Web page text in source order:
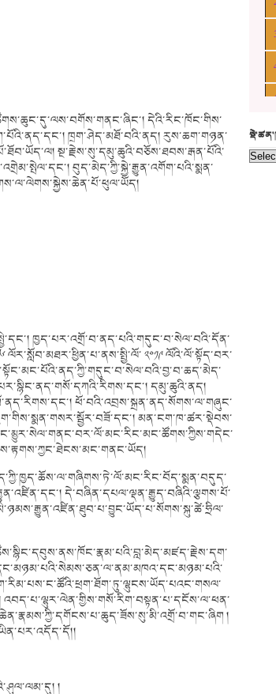
དེའི་རིང་ཁོང་གིས་
ཁྲག་ཤེད་མཐོ་བའི་ནད། རུས་ཆག་གཉན་
སྔ་རྗེས་སུ་དམུ་ཆུའི་བཅོས་ཐབས་རྒན་པོའི་
བུད་མེད་ཀྱི་སྐྱེ་རྒྱུན་འགོག་པའི་སྨན་
ཁྱད་པར་འགྲོ་བ་ནད་པའི་གདུང་བ་སེལ་བའི་དོན་
༢༠༡༩ ལོའི་ལོ་སྟོད་བར་
དམུ་ཆུའི་ནད།
ཕོ་བའི་འབྲས་སྐྲན་ནད་སོགས་ལ་གཞུང་
མན་ངག་ཁ་ཚར་སྡེབས་
དེ་བཞིན་དཔལ་ལྡན་རྒྱུད་བཞིའི་ལྕགས་པོ་
།
།